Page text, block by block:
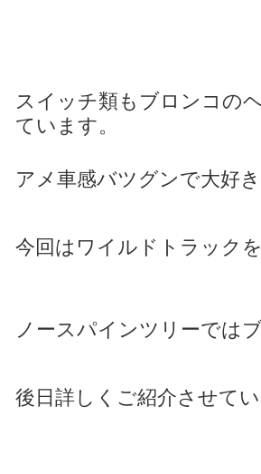
スイッチ類もブロンコの
ています。
アメ車感バツグンで大好
今回はワイルドトラック
ノースパインツリーでは
後日詳しくご紹介させてい